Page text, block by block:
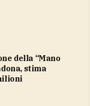
stima